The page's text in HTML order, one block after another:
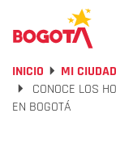
INICIO MI CIUDAD
CONOCE LOS
EN BOGOTÁ